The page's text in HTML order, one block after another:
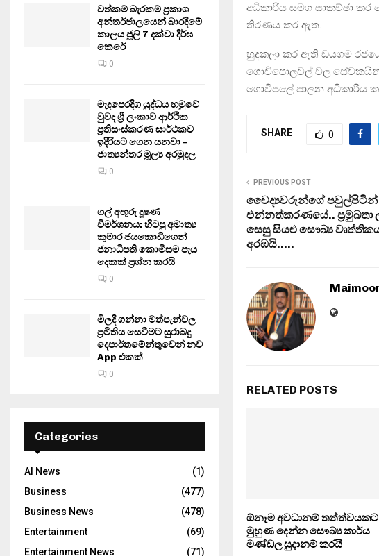
අධිකාරිය සමග සාකච්ඡා
තිරණය කර ඇත.
හුදකලා කර ඇති ඩයගම
ගොවිපොලවල් වල
ගොවිපලේ පාලන අධිකාරිය
SHARE 0
PREVIOUS POST
වෛද්‍යවරුන්ගේ පවුල්පිටින්
එන්නත්කරණයේ.. ප‍්‍රමුඛතා
සෙසු සියළු සෞඛ්‍ය
අරඹයි…..
RELATED POSTS
ඕනෑම අවධානම් තත්ත්වයකට
මුහුණ දෙන්න සෞඛ්‍ය කාර්ය
මණ්ඩල සුදානම් කරයි
වත්කම් බැරකම් ප්‍රකාශ
අන්තර්ජාලයෙන් බාරදීමේ
කාලය ජූලි 7 දක්වා දීර්ඝ
කෙරේ
0
මැදපෙරදිග යුද්ධය හමුවේ
වුවද ශ්‍රී ලංකාව ආර්ථික
ප්‍රතිසංස්කරණ සාර්ථකව
ඉදිරියට ගෙන යනවා –
ජාත්‍යන්තර මූල්‍ය අරමුදල
0
ගල් අඟුරු දූෂණ
විමර්ශනය: හිටපු අමාත්‍ය
කුමාර ජයකොඩිගෙන්
ජනාධිපති කොමිසම පැය
දෙකක් ප්‍රශ්න කරයි
0
මිලදී ගන්නා මත්පැන්වල
ප්‍රමිතිය සෙවීමට සුරාබදු
දෙපාර්තමේන්තුවෙන් නව
App එකක්
0
Categories
AI News
(1)
Business
(477)
Business News
(478)
Entertainment
(69)
Entertainment News
(71)